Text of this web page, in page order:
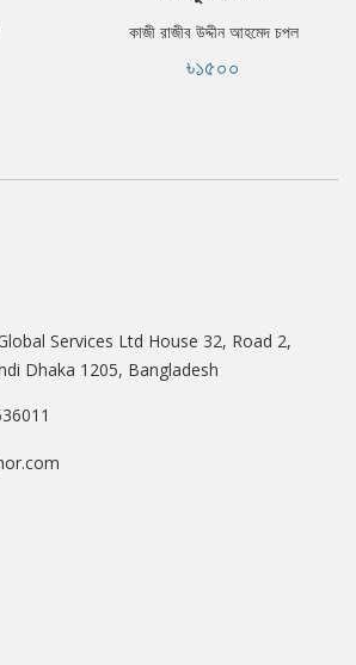
কাজী রাজীব উদ্দীন আহমেদ চপল
৳১৫০০
Services Ltd House 32, Road 2,
Dhaka 1205, Bangladesh